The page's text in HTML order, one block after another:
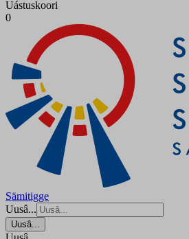
Uástuskoori
0
Sämitigge
Uusâ...
Uusâ...